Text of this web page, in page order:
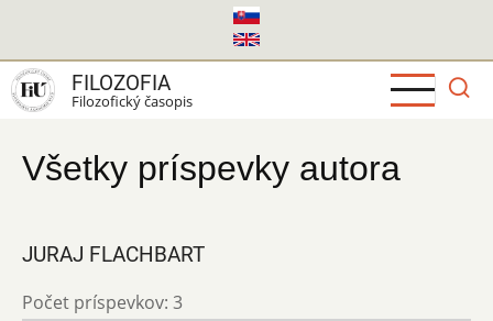
hlavný
obsah
FILOZOFIA
Filozofický časopis
Všetky príspevky autora
JURAJ FLACHBART
Počet príspevkov: 3